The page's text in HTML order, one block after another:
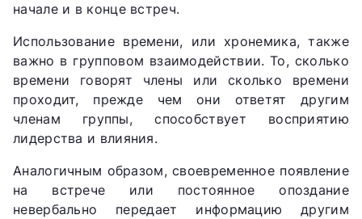
начале и в конце встреч.
Использование времени, или хронемика, также
важно в групповом взаимодействии. То, сколько
времени говорят члены или сколько времени
проходит, прежде чем они ответят другим
членам группы, способствует восприятию
лидерства и влияния.
Аналогичным образом, своевременное появление
на встрече или постоянное опоздание
невербально передает информацию другим